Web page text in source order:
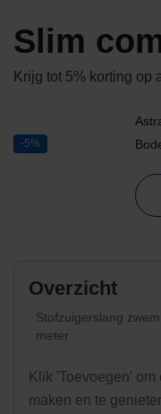
Slim
Krijg tot 5% korting op
-5%
Overzicht
Stofzuigerslang
meter
Klik 'Toevoegen'
maken en te